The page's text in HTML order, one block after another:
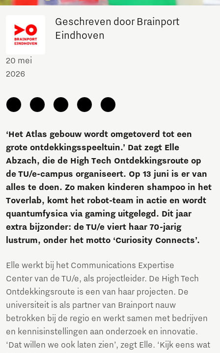
Geschreven door Brainport
Eindhoven
20 mei
2026
‘Het Atlas gebouw wordt omgetoverd tot een
grote ontdekkingsspeeltuin.’ Dat zegt Elle
Abzach, die de High Tech Ontdekkingsroute op
de TU/e-campus organiseert. Op 13 juni is er van
alles te doen. Zo maken kinderen shampoo in het
Toverlab, komt het robot-team in actie en wordt
quantumfysica via gaming uitgelegd. Dit jaar
extra bijzonder: de TU/e viert haar 70-jarig
lustrum, onder het motto ‘Curiosity Connects’.
Elle werkt bij het Communications Expertise
Center van de TU/e, als projectleider. De High Tech
Ontdekkingsroute is een van haar projecten. De
universiteit is als partner van Brainport nauw
betrokken bij de regio en werkt samen met bedrijven
en kennisinstellingen aan onderzoek en innovatie.
‘Dat willen we ook laten zien’, zegt Elle. ‘Kijk eens wat